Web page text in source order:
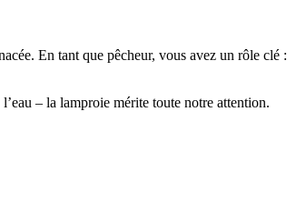
En tant que pêcheur, vous avez un rôle clé :
– la lamproie mérite toute notre attention.